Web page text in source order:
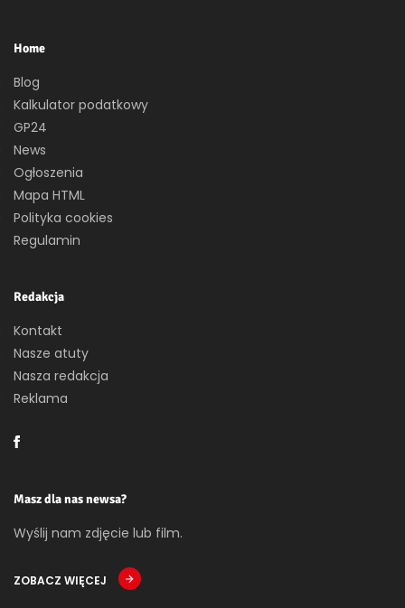
Home
Blog
Kalkulator podatkowy
GP24
News
Ogłoszenia
Mapa HTML
Polityka cookies
Regulamin
Redakcja
Kontakt
Nasze atuty
Nasza redakcja
Reklama
Masz dla nas newsa?
Wyślij nam zdjęcie lub film.
ZOBACZ WIĘCEJ